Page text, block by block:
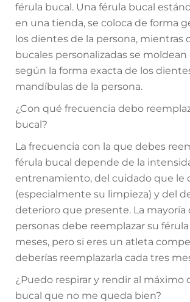
férula bucal. Una férula bucal
en una tienda, se coloca de forma
los dientes de la persona, mientras
bucales personalizadas se
según la forma exacta de los
mandíbulas de la persona.
¿Con qué frecuencia debo
bucal?
La frecuencia con la que debes
férula bucal depende de la
entrenamiento, del cuidado que le
(especialmente su limpieza) y del
deterioro que presente. La mayoría
personas debe reemplazar su férula
meses, pero si eres un atleta
deberías reemplazarla cada tres
¿Puedo respirar y rendir al máximo
bucal que no me queda bien?